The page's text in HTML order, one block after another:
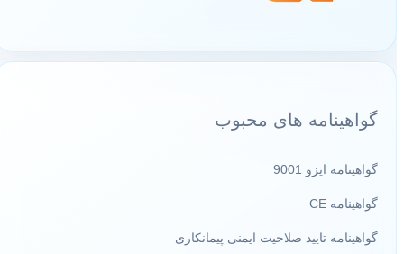
گواهینامه های محبوب
گواهینامه ایزو 9001
گواهینامه CE
گواهینامه تایید صلاحیت ایمنی پیمانکاری